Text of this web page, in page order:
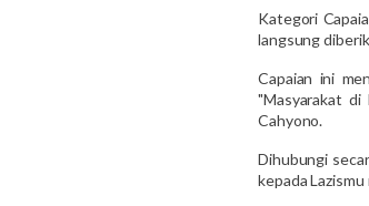
Kategori
langsung
Capaian ini
"Masyarakat di
Cahyono.
Dihubungi
kepada